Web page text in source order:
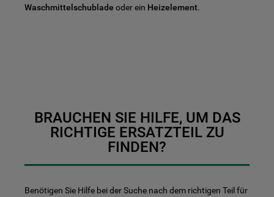
Waschmittelschublade oder ein Heizelement.
BRAUCHEN SIE HILFE, UM DAS
RICHTIGE ERSATZTEIL ZU
FINDEN?
Benötigen Sie Hilfe bei der Suche nach dem richtigen Teil für